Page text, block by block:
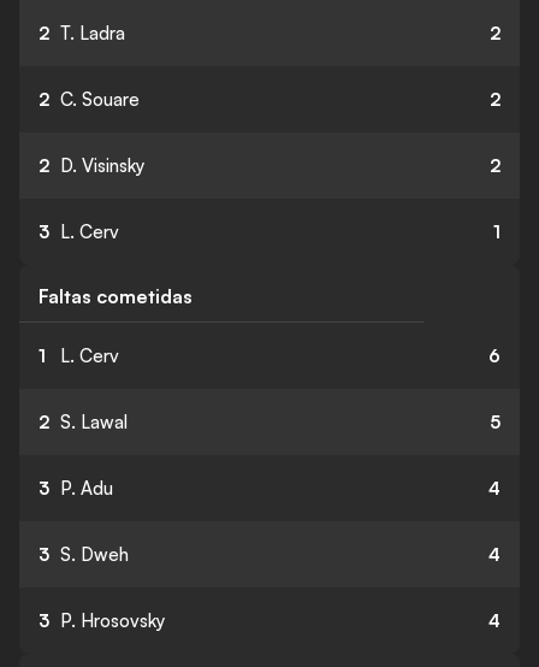
2 T. Ladra 2
2 C. Souare 2
2 D. Visinsky 2
3 L. Cerv 1
Faltas cometidas
1 L. Cerv 6
2 S. Lawal 5
3 P. Adu 4
3 S. Dweh 4
3 P. Hrosovsky 4